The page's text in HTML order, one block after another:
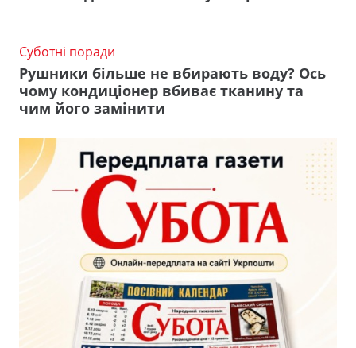
Суботні поради
Рушники більше не вбирають воду? Ось
чому кондиціонер вбиває тканину та
чим його замінити